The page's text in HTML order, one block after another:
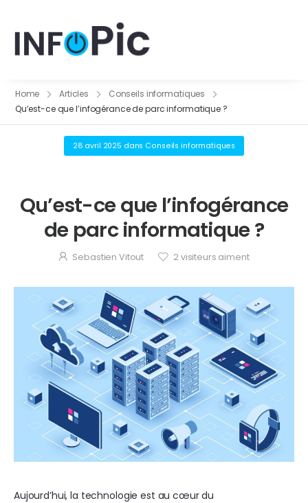
Home Articles
Conseils informatiques
Qu’est-ce que l’infogérance de parc informatique ?
28 avril 2025 dans Conseils informatiques
Qu’est-ce que l’infogérance
de parc informatique ?
Sebastien Vitout 2visiteurs aiment
Aujourd’hui, la technologie est au cœur du